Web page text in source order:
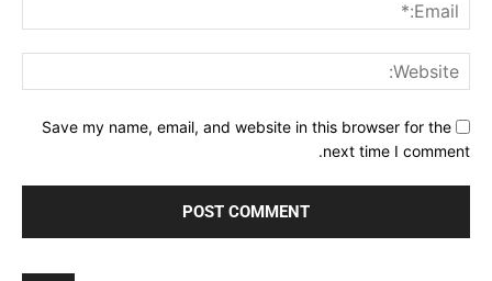
Save my name, email, and website in this browser for the
next time I comment.